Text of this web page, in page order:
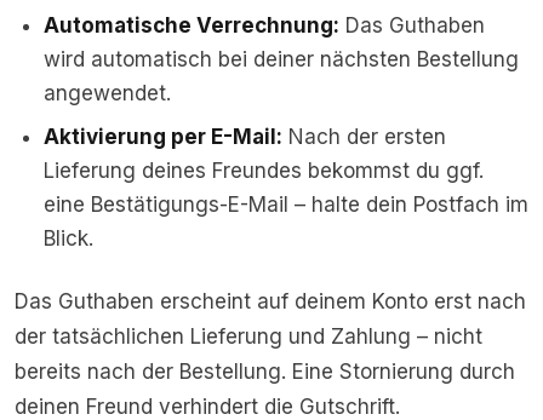
Automatische Verrechnung: Das Guthaben
wird automatisch bei deiner nächsten Bestellung
angewendet.
Aktivierung per E-Mail: Nach der ersten
Lieferung deines Freundes bekommst du ggf.
eine Bestätigungs-E-Mail – halte dein Postfach im
Blick.
Das Guthaben erscheint auf deinem Konto erst nach
der tatsächlichen Lieferung und Zahlung – nicht
bereits nach der Bestellung. Eine Stornierung durch
deinen Freund verhindert die Gutschrift.